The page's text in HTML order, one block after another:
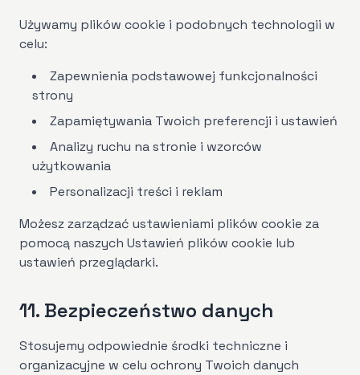
Używamy plików cookie i podobnych technologii w
celu:
Zapewnienia podstawowej funkcjonalności
strony
Zapamiętywania Twoich preferencji i ustawień
Analizy ruchu na stronie i wzorców
użytkowania
Personalizacji treści i reklam
Możesz zarządzać ustawieniami plików cookie za
pomocą naszych Ustawień plików cookie lub
ustawień przeglądarki.
11. Bezpieczeństwo danych
Stosujemy odpowiednie środki techniczne i
organizacyjne w celu ochrony Twoich danych